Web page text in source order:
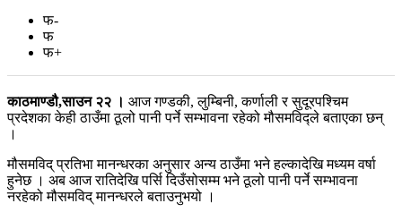
फ-
फ
फ+
काठमाण्डौ,साउन २२ । आज गण्डकी, लुम्बिनी, कर्णाली र सुदूरपश्चिम
प्रदेशका केही ठाउँमा ठूलो पानी पर्ने सम्भावना रहेको मौसमविद्ले बताएका छन्
।
मौसमविद् प्रतिभा मानन्धरका अनुसार अन्य ठाउँमा भने हल्कादेखि मध्यम वर्षा
हुनेछ । अब आज रातिदेखि पर्सि दिउँसोसम्म भने ठूलो पानी पर्ने सम्भावना
नरहेको मौसमविद् मानन्धरले बताउनुभयो ।